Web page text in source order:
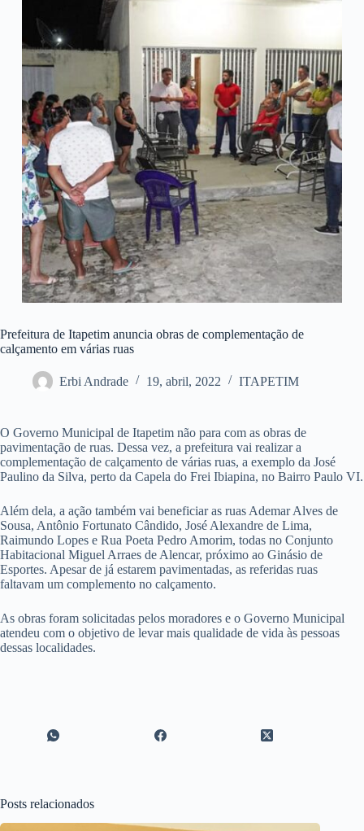
Prefeitura de Itapetim anuncia obras de complementação de
calçamento em várias ruas
Erbi Andrade 19, abril, 2022 ITAPETIM
O Governo Municipal de Itapetim não para com as obras de
pavimentação de ruas. Dessa vez, a prefeitura vai realizar a
complementação de calçamento de várias ruas, a exemplo da José
Paulino da Silva, perto da Capela do Frei Ibiapina, no Bairro Paulo VI.
Além dela, a ação também vai beneficiar as ruas Ademar Alves de
Sousa, Antônio Fortunato Cândido, José Alexandre de Lima,
Raimundo Lopes e Rua Poeta Pedro Amorim, todas no Conjunto
Habitacional Miguel Arraes de Alencar, próximo ao Ginásio de
Esportes. Apesar de já estarem pavimentadas, as referidas ruas
faltavam um complemento no calçamento.
As obras foram solicitadas pelos moradores e o Governo Municipal
atendeu com o objetivo de levar mais qualidade de vida às pessoas
dessas localidades.
Posts relacionados